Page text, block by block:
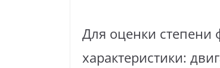
Для оценки степени
характеристики: